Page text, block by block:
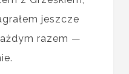
jeszcze
razem —